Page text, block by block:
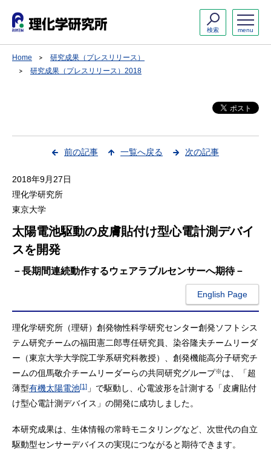
menu
検索
Home
研究成果（プレスリリース）
研究成果（プレスリリース）2018
前の記事 一覧へ戻る 次の記事
2018年9月27日
理化学研究所
東京大学
太陽電池駆動の皮膚貼付け型心電計測デバイ
スを開発
－長期間連続動作するウェアラブルセンサーへ期待－
English Page
理化学研究所（理研）創発物性科学研究センター創発ソフトシス
テム研究チームの福田憲二郎専任研究員、染谷隆夫チームリーダ
ー（東京大学大学院工学系研究科教授）、創発機能高分子研究チ
ームの伹馬敬介チームリーダーらの共同研究グループ※は、「超
薄型有機太陽電池[1] 」で駆動し、心電波形を計測する「皮膚貼付
け型心電計測デバイス」の開発に成功しました。
本研究成果は、生体情報の常時モニタリングなど、次世代の自立
駆動型センサーデバイスの実現につながると期待できます。